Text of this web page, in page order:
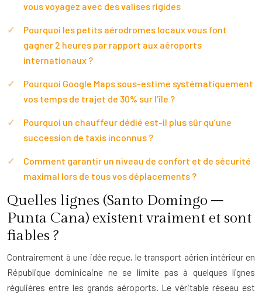
vous voyagez avec des valises rigides
Pourquoi les petits aérodromes locaux vous font
gagner 2 heures par rapport aux aéroports
internationaux ?
Pourquoi Google Maps sous-estime systématiquement
vos temps de trajet de 30% sur l’île ?
Pourquoi un chauffeur dédié est-il plus sûr qu’une
succession de taxis inconnus ?
Comment garantir un niveau de confort et de sécurité
maximal lors de tous vos déplacements ?
Quelles lignes (Santo Domingo –
Punta Cana) existent vraiment et sont
fiables ?
Contrairement à une idée reçue, le transport aérien intérieur en
République dominicaine ne se limite pas à quelques lignes
régulières entre les grands aéroports. Le véritable réseau est